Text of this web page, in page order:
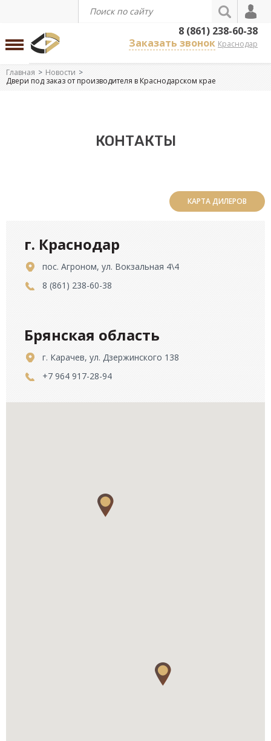
8 (861) 238-60-38
Заказать звонок Краснодар
Главная
Новости
Двери под заказ от производителя в Краснодарском крае
КОНТАКТЫ
КАРТА ДИЛЕРОВ
г. Краснодар
пос. Агроном, ул. Вокзальная 4\4
8 (861) 238-60-38
Брянская область
г. Карачев, ул. Дзержинского 138
+7 964 917-28-94